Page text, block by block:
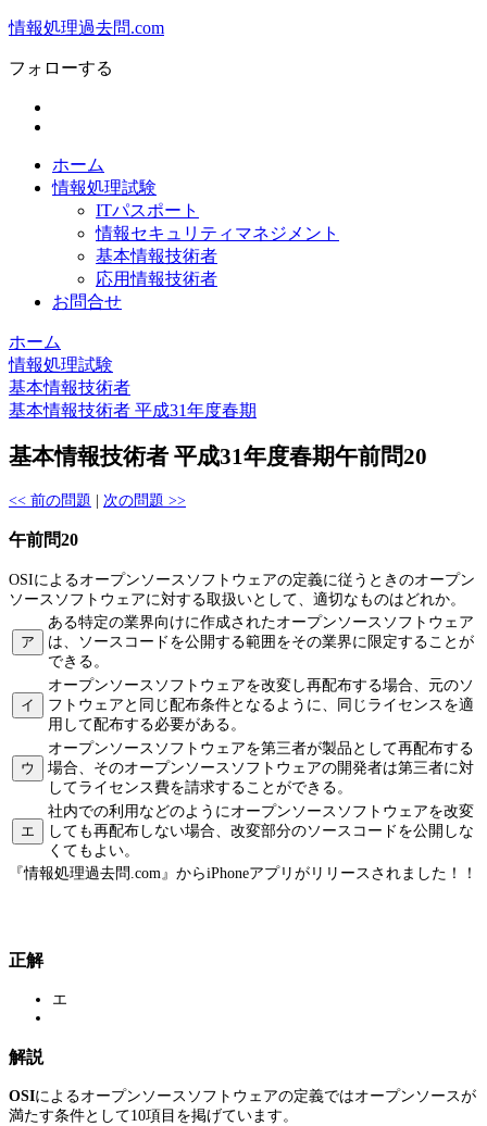
情報処理過去問.com
フォローする
ホーム
情報処理試験
ITパスポート
情報セキュリティマネジメント
基本情報技術者
応用情報技術者
お問合せ
ホーム
情報処理試験
基本情報技術者
基本情報技術者 平成31年度春期
基本情報技術者 平成31年度春期午前問20
<< 前の問題 次の問題 >>
午前問20
OSIによるオープンソースソフトウェアの定義に従うときのオープン
ソースソフトウェアに対する取扱いとして、適切なものはどれか。
ア
ある特定の業界向けに作成されたオープンソースソフトウェア
は、ソースコードを公開する範囲をその業界に限定することが
できる。
イ
オープンソースソフトウェアを改変し再配布する場合、元のソ
フトウェアと同じ配布条件となるように、同じライセンスを適
用して配布する必要がある。
ウ
オープンソースソフトウェアを第三者が製品として再配布する
場合、そのオープンソースソフトウェアの開発者は第三者に対
してライセンス費を請求することができる。
エ
社内での利用などのようにオープンソースソフトウェアを改変
しても再配布しない場合、改変部分のソースコードを公開しな
くてもよい。
『情報処理過去問.com』からiPhoneアプリがリリースされました！！
正解
エ
解説
OSIによるオープンソースソフトウェアの定義ではオープンソースが
満たす条件として10項目を掲げています。